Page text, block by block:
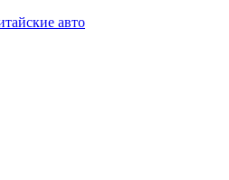
авто